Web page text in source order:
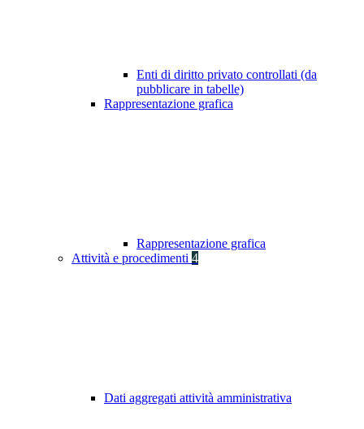
Enti di diritto privato controllati (da
pubblicare in tabelle)
Rappresentazione grafica
Rappresentazione grafica
Attività e procedimenti 4
Dati aggregati attività amministrativa